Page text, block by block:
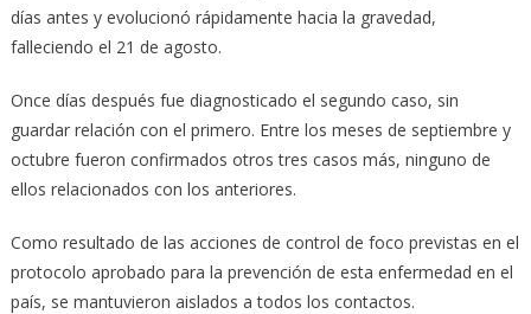
días antes y evolucionó rápidamente hacia la gravedad,
falleciendo el 21 de agosto.
Once días después fue diagnosticado el segundo caso, sin
guardar relación con el primero. Entre los meses de septiembre y
octubre fueron confirmados otros tres casos más, ninguno de
ellos relacionados con los anteriores.
Como resultado de las acciones de control de foco previstas en el
protocolo aprobado para la prevención de esta enfermedad en el
país, se mantuvieron aislados a todos los contactos.